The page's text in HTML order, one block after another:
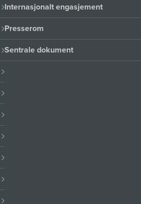
Internasjonalt engasjement
Presserom
Sentrale dokument